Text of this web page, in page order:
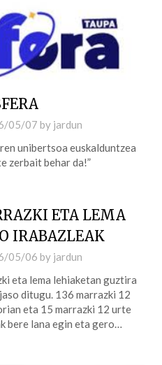
05/07 by jardun
unibertsoa euskalduntzea
zerbait behar da!”
ETA LEMA
IRABAZLEAK
05/06 by jardun
eta lema lehiaketan guztira
ditugu. 136 marrazki 12
eta 15 marrazki 12 urte
bere lana egin eta gero…